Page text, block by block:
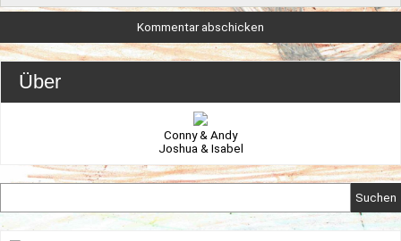
Über
Conny & Andy
Joshua & Isabel
Suchen